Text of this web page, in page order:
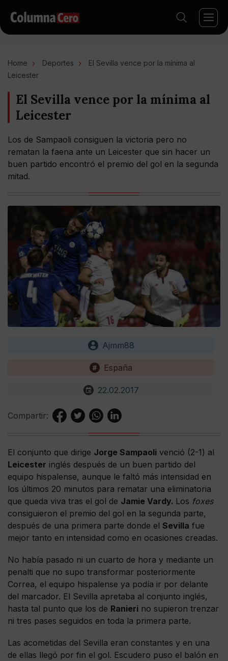
Home Deportes
El Sevilla vence por la mínima al
Leicester
El Sevilla vence por la mínima al
Leicester
Los de Sampaoli consiguen la victoria pero no
rematan la faena ante un Leicester que sin hacer un
buen partido encontró el premio del gol en la segunda
mitad.
Ajmm88
España
22.02.2017
Compartir:
El conjunto que dirige Jorge Sampaoli venció (2-1) al
Leicester inglés después de un buen partido del
equipo hispalense, aunque le faltó más intensidad en
los últimos 20 minutos para rematar una eliminatoria
que queda viva tras el gol de Jamie Vardy. Los foxes
consiguieron el premio del gol en la segunda parte,
después de una primera parte donde el Sevilla fue
mejor tanto en intensidad como en ocasiones creadas.
No había pasado ni un cuarto de hora y mediante un
penalti que no supo transformar posteriormente
Correa, el equipo hispalense ya podía ir por delante
del marcador. El Sevilla apretaba al conjunto inglés,
hasta tal punto que los de Ranieri no supieron trenzar
ni tres pases seguidos en toda la primera parte.
Las acometidas del Sevilla eran constantes y en una
de ellas llegó por fin el gol. Escudero puso el balón en